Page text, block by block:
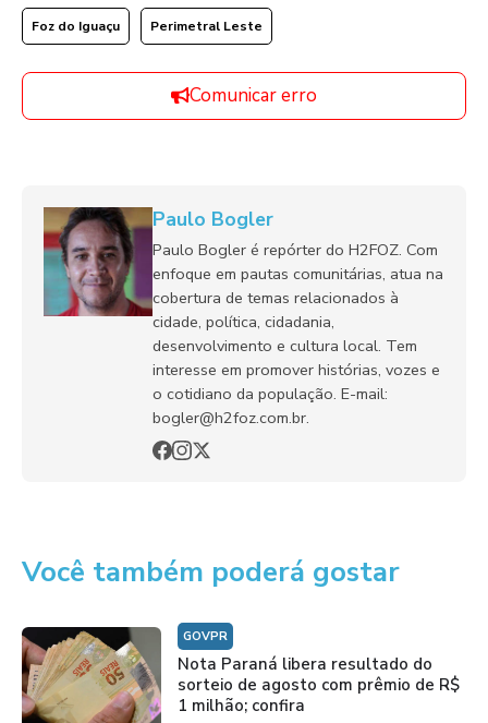
Foz do Iguaçu Perimetral Leste
Comunicar erro
Paulo Bogler
Paulo Bogler é repórter do H2FOZ. Com
enfoque em pautas comunitárias, atua na
cobertura de temas relacionados à
cidade, política, cidadania,
desenvolvimento e cultura local. Tem
interesse em promover histórias, vozes e
o cotidiano da população. E-mail:
bogler@h2foz.com.br.
Você também poderá gostar
GOVPR
Nota Paraná libera resultado do
sorteio de agosto com prêmio de R$
1 milhão; confira